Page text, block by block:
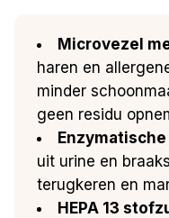
Microvezel
haren en
minder
geen residu
uit urine en
terugkeren en
HEPA 13